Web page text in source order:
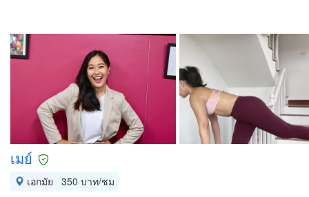
เมย์
เอกมัย
350 บาท/ชม